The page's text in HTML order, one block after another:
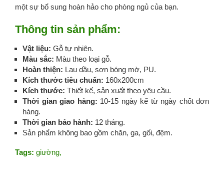
một sự bổ sung hoàn hảo cho phòng ngủ của bạn.
Thông tin sản phẩm:
Vật liệu: Gỗ tự nhiên.
Màu sắc: Màu theo loại gỗ.
Hoàn thiện: Lau dầu, sơn bóng mờ, PU.
Kích thước tiêu chuẩn: 160x200cm
Kích thước: Thiết kế, sản xuất theo yêu cầu.
Thời gian giao hàng: 10-15 ngày kể từ ngày chốt đơn
hàng.
Thời gian bảo hành: 12 tháng.
Sản phẩm không bao gồm chăn, ga, gối, đệm.
Tags: giường,